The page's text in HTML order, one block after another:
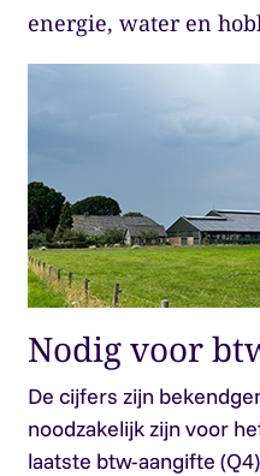
energie, water en
Nodig voor
De cijfers zijn
noodzakelijk zijn voor
laatste btw-aangifte